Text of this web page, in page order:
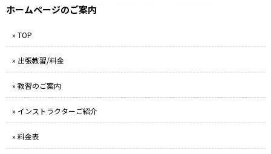
ホームページのご案内
» TOP
» 出張教習/料金
» 教習のご案内
» インストラクターご紹介
» 料金表